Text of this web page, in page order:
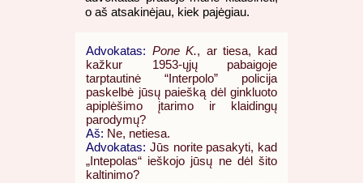
o aš atsakinėjau, kiek pajėgiau.
Advokatas: Pone K., ar tiesa, kad
kažkur 1953-ųjų pabaigoje
tarptautinė “Interpolo” policija
paskelbė jūsų paiešką dėl ginkluoto
apiplėšimo įtarimo ir klaidingų
parodymų?
Aš: Ne, netiesa.
Advokatas: Jūs norite pasakyti, kad
„Intepolas“ ieškojo jūsų ne dėl šito
kaltinimo?